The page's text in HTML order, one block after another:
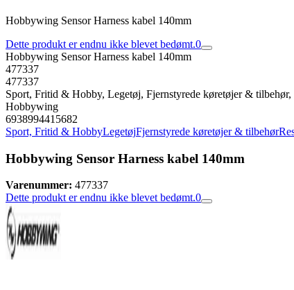
Hobbywing Sensor Harness kabel 140mm
Dette produkt er endnu ikke blevet bedømt.0
Hobbywing Sensor Harness kabel 140mm
477337
477337
Sport, Fritid & Hobby, Legetøj, Fjernstyrede køretøjer &
Hobbywing
6938994415682
Sport, Fritid & HobbyLegetøjFjernstyrede køretøjer & tilbehør
Hobbywing Sensor Harness kabel 140mm
Varenummer: 477337
Dette produkt er endnu ikke blevet bedømt.0